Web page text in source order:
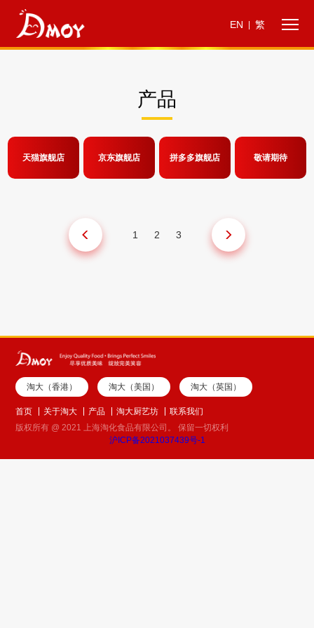
EN 繁
产品
天猫旗舰店 京东旗舰店 拼多多旗舰店 敬请期待
1 2 3
淘大（香港） 淘大（美国） 淘大（英国）
首页 关于淘大 产品 淘大厨艺坊
联系我们
版权所有 @ 2021 上海淘化食品有限公司。 保留一切权利
沪ICP备2021037439号-1